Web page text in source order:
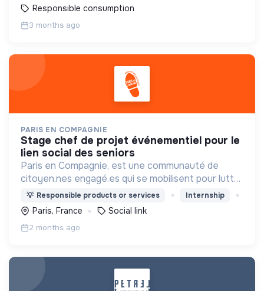
Responsible consumption
3 months ago
PARIS EN COMPAGNIE
stage chef de projet événementiel pour le
lien social des seniors
Paris en Compagnie, est une communauté de
citoyen.nes engagé.es qui se mobilisent pour lutter
contre l'isolement des aînés. Ensemble pour
maintenir le lien social et favoriser la mobilité des
aînés !
💡 Responsible products or services Internship
Paris, France Social link
2 months ago